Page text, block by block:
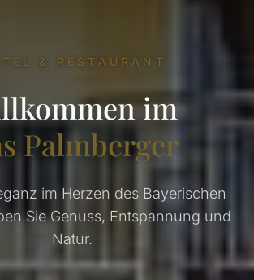
& RESTAURANT
im
Palmberger
im Herzen des Bayerischen
Sie Genuss, Entspannung und
Natur.